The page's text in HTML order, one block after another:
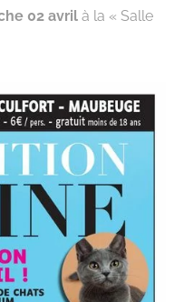
02 avril à la « Salle